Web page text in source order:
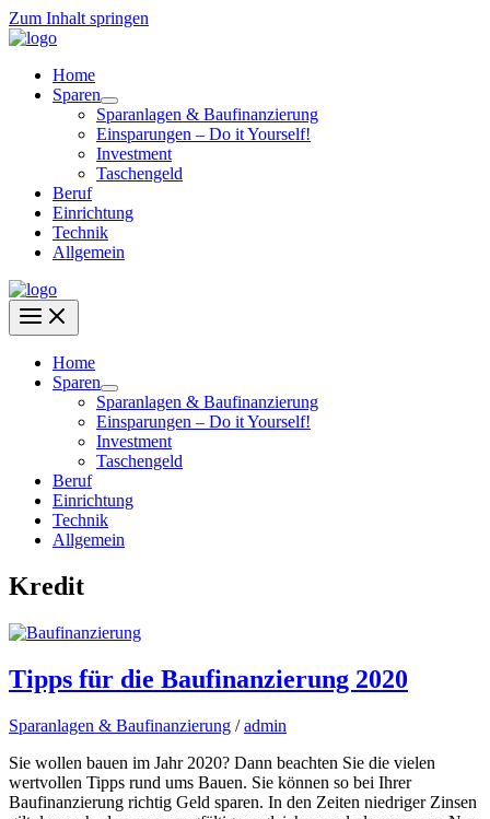
Zum Inhalt springen
Home
Sparen
Sparanlagen & Baufinanzierung
Einsparungen – Do it Yourself!
Investment
Taschengeld
Beruf
Einrichtung
Technik
Allgemein
Home
Sparen
Sparanlagen & Baufinanzierung
Einsparungen – Do it Yourself!
Investment
Taschengeld
Beruf
Einrichtung
Technik
Allgemein
Kredit
Tipps für die Baufinanzierung 2020
Sparanlagen & Baufinanzierung /admin
Sie wollen bauen im Jahr 2020? Dann beachten Sie die vielen
wertvollen Tipps rund ums Bauen. Sie können so bei Ihrer
Baufinanzierung richtig Geld sparen. In den Zeiten niedriger Zinsen